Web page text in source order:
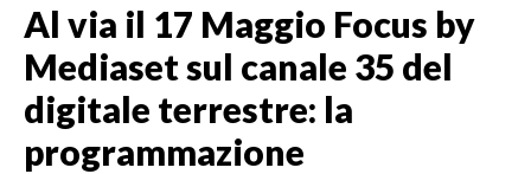
Al via il 17 Maggio Focus by
Mediaset sul canale 35 del
digitale terrestre: la
programmazione